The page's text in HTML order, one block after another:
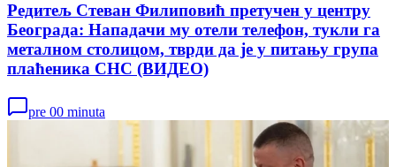
Редитељ Стеван Филиповић претучен у центру
Београда: Нападачи му отели телефон, тукли га
металном столицом, тврди да је у питању група
плаћеника СНС (ВИДЕО)
pre 00 minuta